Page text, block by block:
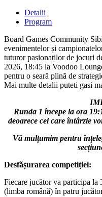
Detalii
Program
Board Games Community
evenimentelor și
tuturor pasionaților de jocuri
2026, 18:45 la Voodoo
pentru o seară plină de
Mai multe detalii puteti gasi
Runda 1 începe la ora
deoarece cei care întârzie
Vă mulțumim pentru
Desfășurarea competiției:
Fiecare jucător va participa la
(limba română) în patru